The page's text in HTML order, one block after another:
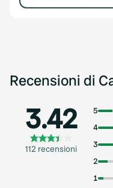
Recensioni di
3.42
112 recensioni
5
4
3
2
1